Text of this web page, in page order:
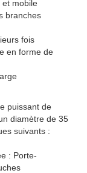
et mobile
branches
fois
en forme de
puissant de
diamètre de 35
suivants :
: Porte-